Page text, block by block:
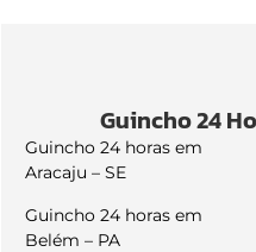
Guincho 24
Guincho 24 horas em
Aracaju – SE
Guincho 24 horas em
Belém – PA